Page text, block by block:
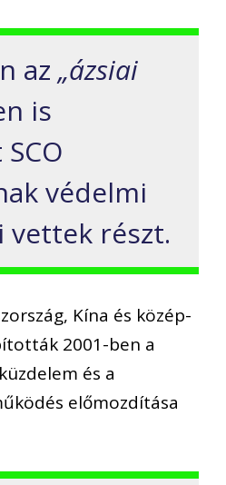
az „ázsiai
is
védelmi
vettek részt.
Kína és közép-
2001-ben a
és a
előmozdítása